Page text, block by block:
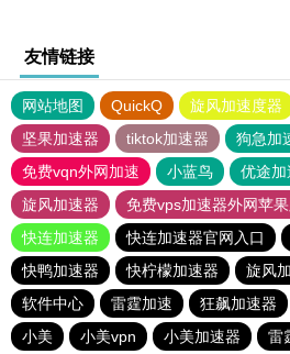
友情链接
网站地图 QuickQ 旋风加速度器
坚果加速器
tiktok加速器
狗急加
免费vqn外网加速
小蓝鸟 优途加
旋风加速器
免费vps加速器外网苹
快连加速器
快连加速器官网入口
快鸭加速器
快柠檬加速器 旋风
软件中心
雷霆加速 狂飙加速器
小美
小美vpn 小美加速器
雷